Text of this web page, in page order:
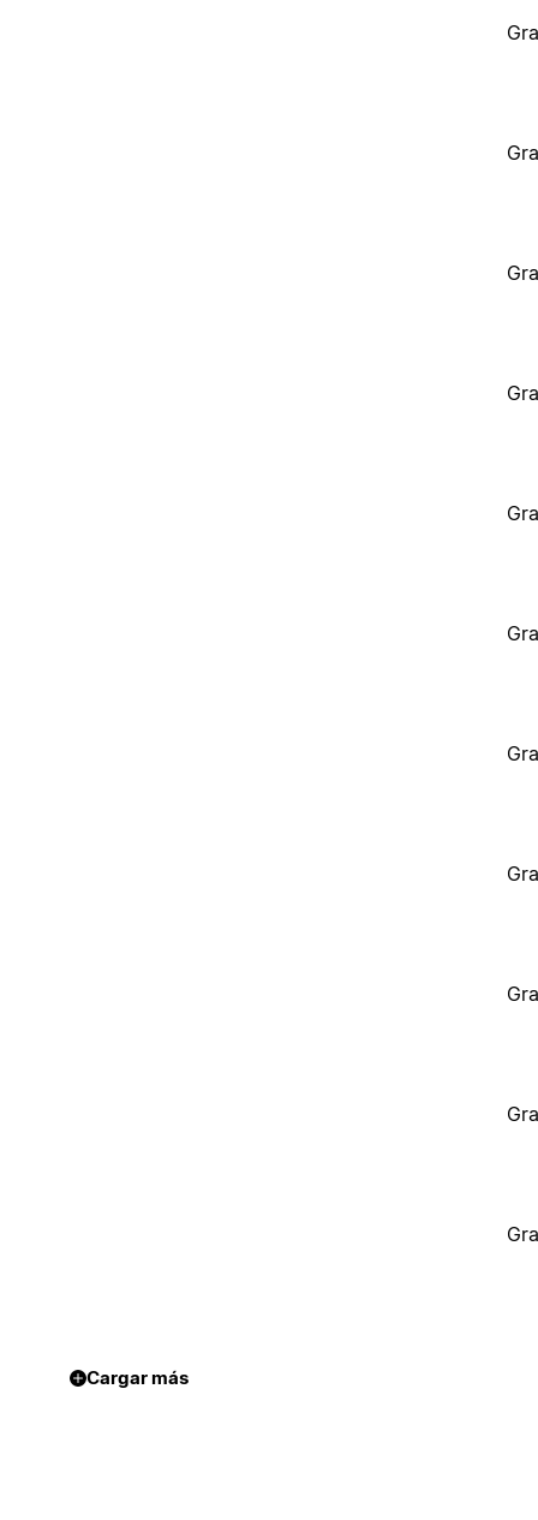
Cargar más